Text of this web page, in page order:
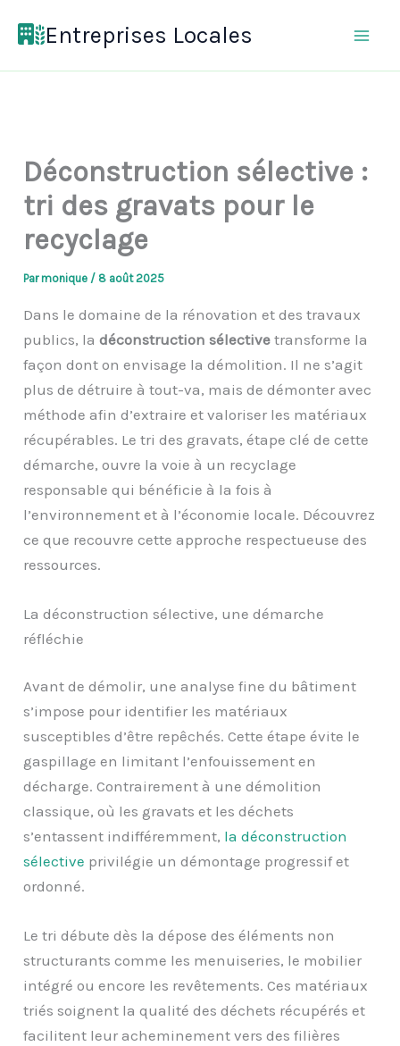
Entreprises Locales
Déconstruction sélective :
tri des gravats pour le
recyclage
Parmonique / 8 août 2025
Dans le domaine de la rénovation et des travaux
publics, ladéconstruction sélective transforme la
façon dont on envisage la démolition. Il ne s’agit
plus de détruire à tout-va, mais de démonter avec
méthode afin d’extraire et valoriser les matériaux
récupérables. Le tri des gravats, étape clé de cette
démarche, ouvre la voie à un recyclage
responsable qui bénéficie à la fois à
l’environnement et à l’économie locale. Découvrez
ce que recouvre cette approche respectueuse des
ressources.
La déconstruction sélective, une démarche
réfléchie
Avant de démolir, une analyse fine du bâtiment
s’impose pour identifier les matériaux
susceptibles d’être repêchés. Cette étape évite le
gaspillage en limitant l’enfouissement en
décharge. Contrairement à une démolition
classique, où les gravats et les déchets
s’entassent indifféremment, la déconstruction
sélective privilégie un démontage progressif et
ordonné.
Le tri débute dès la dépose des éléments non
structurants comme les menuiseries, le mobilier
intégré ou encore les revêtements. Ces matériaux
triés soignent la qualité des déchets récupérés et
facilitent leur acheminement vers des filières